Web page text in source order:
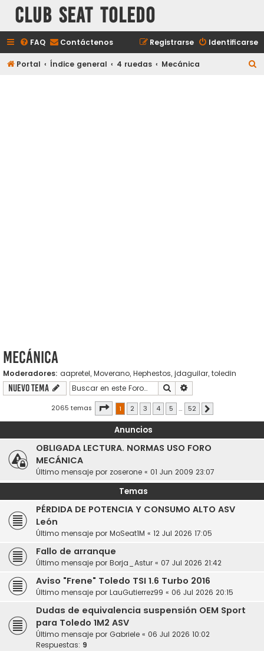
Club Seat Toledo
FAQ Contáctenos Identificarse
Registrarse
Portal Índice general 4 ruedas Mecánica
Mecánica
Moderadores: aapretel, Moverano, Hephestos, jdaguilar, toledin
Nuevo Tema Buscar
2065 temas Página de 52
1 2 3 4 5 … 52
Anuncios
OBLIGADA LECTURA. NORMAS USO FORO
MECÁNICA
Último mensaje por zoserone « 01 Jun 2009 23:07
Temas
PÉRDIDA DE POTENCIA Y CONSUMO ALTO ASV
León
Último mensaje por MoSeat1M « 12 Jul 2026 17:05
Fallo de arranque
Último mensaje por Borja_Astur « 07 Jul 2026 21:42
Aviso "Frene" Toledo TSI 1.6 Turbo 2016
Último mensaje por LauGutierrez99 « 06 Jul 2026 20:15
Dudas de equivalencia suspensión OEM Sport
para Toledo 1M2 ASV
Último mensaje por Gabriele « 06 Jul 2026 10:02
Respuestas: 9